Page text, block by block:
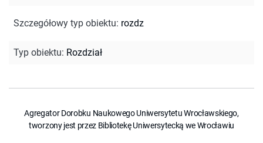
Szczegółowy typ obiektu: rozdz
Typ obiektu: Rozdział
Agregator Dorobku Naukowego Uniwersytetu Wrocławskiego,
tworzony jest przez Bibliotekę Uniwersytecką we Wrocławiu